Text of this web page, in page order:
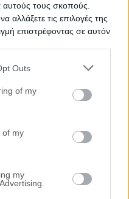
τους σκοπούς.
αλλάξετε τις επιλογές της
επιστρέφοντας σε αυτόν
information including but
You may click to
its third-party tags to
in below Google
Outs
of my
of my
my
3 Υ/Δ
Ημ. Διεξαγωγής:
04/11/2026